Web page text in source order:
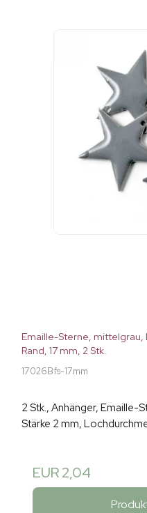
Emaille-Sterne, mittelgrau,
Rand, 17 mm, 2 Stk.
17026Bfs-17mm
2 Stk., Anhänger, Emaille-
Stärke 2 mm,
EUR 2,04